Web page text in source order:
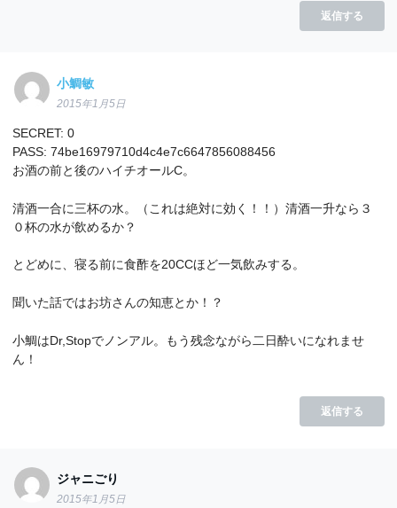
返信する
小鯛敏
2015年1月5日
SECRET: 0
PASS: 74be16979710d4c4e7c6647856088456
お酒の前と後のハイチオールC。
清酒一合に三杯の水。（これは絶対に効く！！）清酒一升なら３
０杯の水が飲めるか？
とどめに、寝る前に食酢を20CCほど一気飲みする。
聞いた話ではお坊さんの知恵とか！？
小鯛はDr,Stopでノンアル。もう残念ながら二日酔いになれませ
ん！
返信する
ジャニごり
2015年1月5日